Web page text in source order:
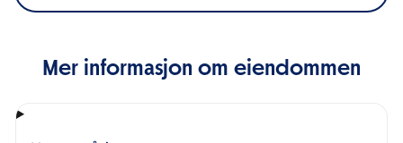
Mer informasjon om eiendommen